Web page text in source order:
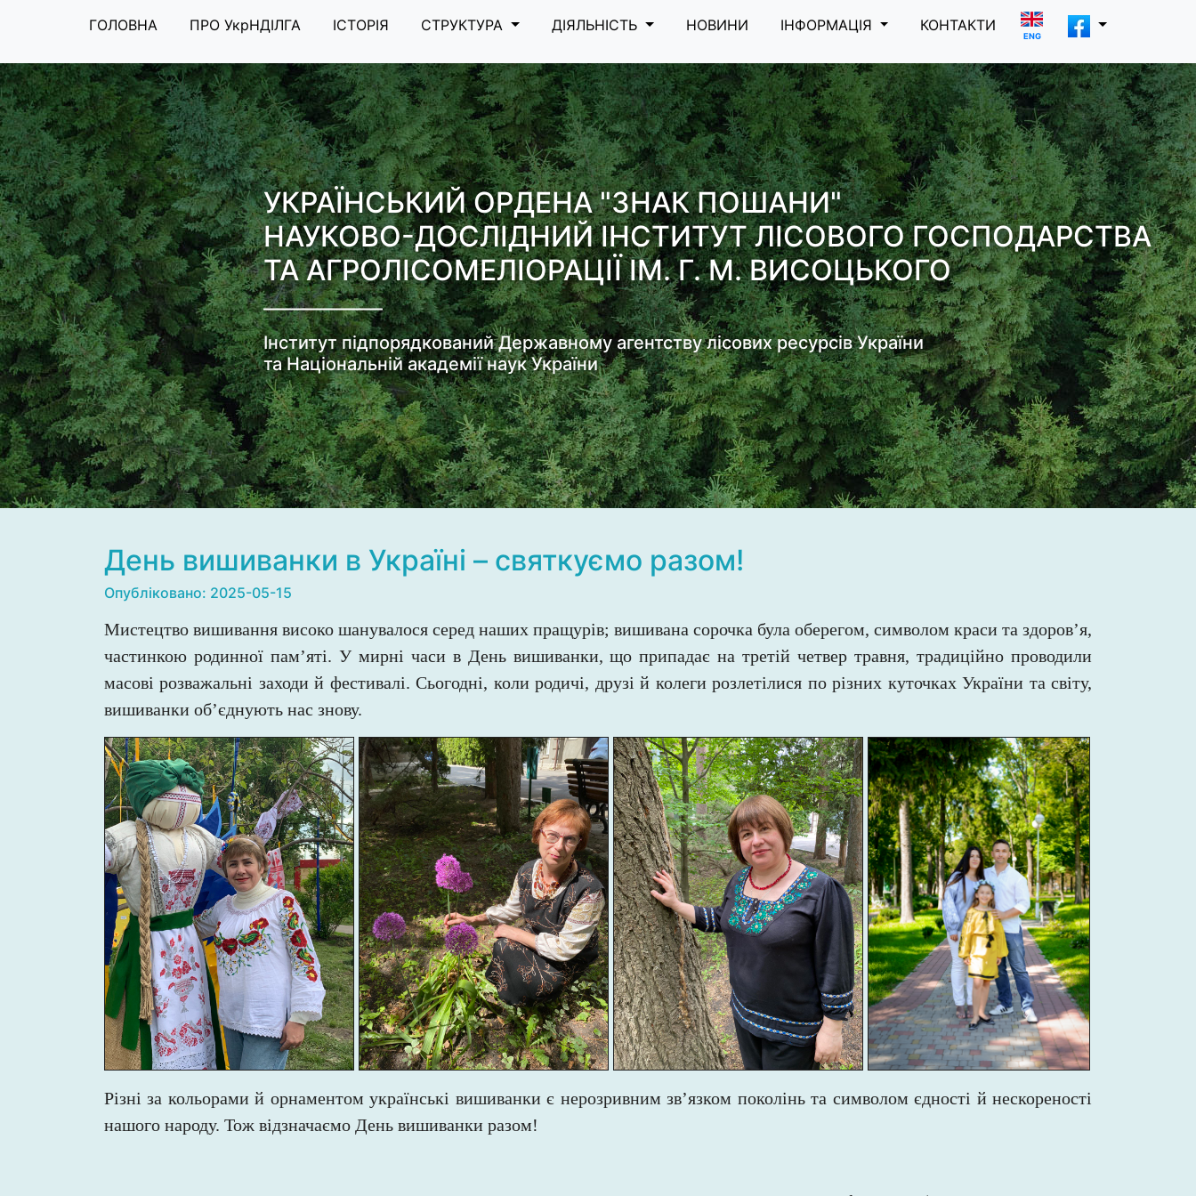
ГОЛОВНА ПРО УкрНДІЛГА ІСТОРІЯ СТРУКТУРА ДІЯЛЬНІСТЬ НОВИНИ ІНФОРМАЦІЯ КОНТАКТИ
ENG
УКРАЇНСЬКИЙ ОРДЕНА "ЗНАК ПОШАНИ"
НАУКОВО-ДОСЛІДНИЙ ІНСТИТУТ ЛІСОВОГО ГОСПОДАРСТВА
ТА АГРОЛІСОМЕЛІОРАЦІЇ ІМ. Г. М. ВИСОЦЬКОГО
Інститут підпорядкований Державному агентству лісових ресурсів України
та Національній академії наук України
День вишиванки в Україні – святкуємо разом!
Опубліковано: 2025-05-15
Мистецтво вишивання високо шанувалося серед наших пращурів; вишивана сорочка була оберегом, символом краси та здоров’я,
частинкою родинної пам’яті. У мирні часи в День вишиванки, що припадає на третій четвер травня, традиційно проводили
масові розважальні заходи й фестивалі. Сьогодні, коли родичі, друзі й колеги розлетілися по різних куточках України та світу,
вишиванки об’єднують нас знову.
Різні за кольорами й орнаментом українські вишиванки є нерозривним зв’язком поколінь та символом єдності й нескореності
нашого народу. Тож відзначаємо День вишиванки разом!